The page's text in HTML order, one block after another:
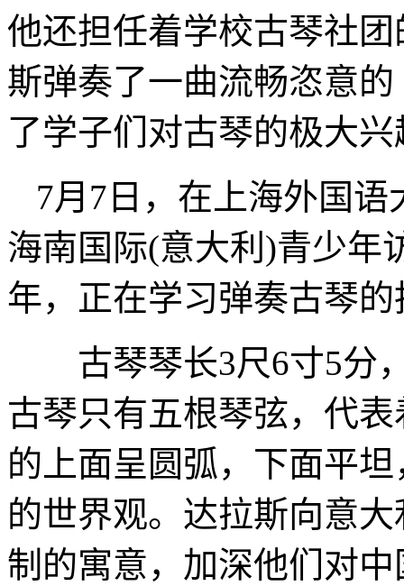
他还担任着学校古琴社
斯弹奏了一曲流畅恣意
了学子们对古琴的极大兴
7月7日，在上海外国
海南国际(意大利)青少年
年，正在学习弹奏古琴
古琴琴长3尺6寸5分，
古琴只有五根琴弦，代
的上面呈圆弧，下面平
的世界观。达拉斯向意
制的寓意，加深他们对